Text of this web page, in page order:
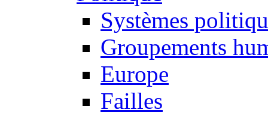
Systèmes
Groupements
Europe
Failles